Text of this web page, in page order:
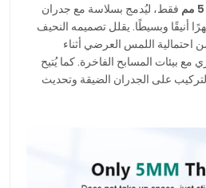
فقط، ليُدمج بسلاسة مع جدران
أنيقًا وبسيطًا. يقلل تصميمه النحيف
اللمس العرضي أثناء
مع بيئات المسابح الفاخرة. كما يُتيح
على الجدران الضيقة وتحديث